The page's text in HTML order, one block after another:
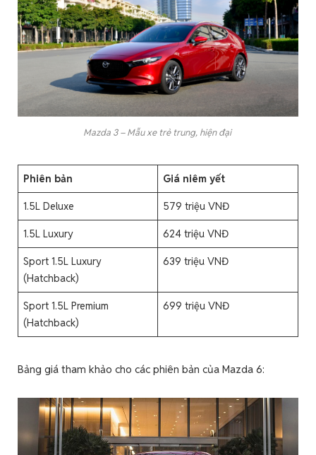
Mazda 3 – Mẫu xe trẻ trung, hiện đại
Phiên bản Giá niêm yết
1.5L Deluxe 579 triệu VNĐ
1.5L Luxury 624 triệu VNĐ
Sport 1.5L Luxury
(Hatchback)
639 triệu VNĐ
Sport 1.5L Premium
(Hatchback)
699 triệu VNĐ
Bảng giá tham khảo cho các phiên bản của Mazda 6: